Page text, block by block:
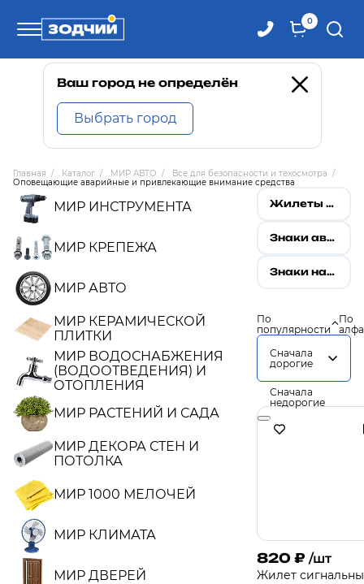
0
Телефоны
8 800 100-71-71
8 (4242) 30-00-27
8 (4242) 30-00-72
Ваш город не определён
Выбрать город
Главная / Каталог / МИР АВТО / Все для безопасности и техосмотра /
Оповещающие аварийные и привлекающие внимание средства
МИР ИНСТРУМЕНТА
МИР КРЕПЕЖА
МИР АВТО
МИР КЕРАМИЧЕСКОЙ
ПЛИТКИ
МИР ВОДОСНАБЖЕНИЯ
(ВОДООТВЕДЕНИЯ) И
ОТОПЛЕНИЯ
МИР РАСТЕНИЙ И САДА
МИР ДЕКОРА СТЕН И
ПОТОЛКА
МИР 1000 МЕЛОЧЕЙ
МИР КЛИМАТА
МИР ДВЕРЕЙ
Жилеты сигнальные
Знаки аварийной остановки
Знаки наклейки на стекло автомобиля
По
популярности
По
Сначала
дорогие
Сначала
недорогие
820 ₽ /шт
Жилет